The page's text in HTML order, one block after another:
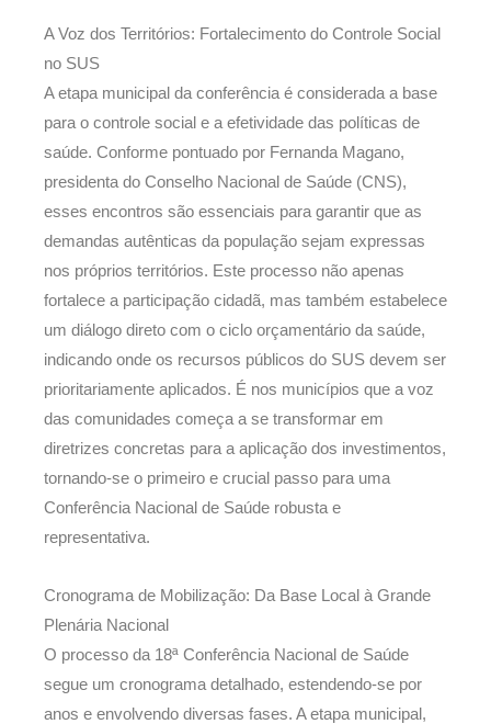
A Voz dos Territórios: Fortalecimento do Controle Social
no SUS
A etapa municipal da conferência é considerada a base
para o controle social e a efetividade das políticas de
saúde. Conforme pontuado por Fernanda Magano,
presidenta do Conselho Nacional de Saúde (CNS),
esses encontros são essenciais para garantir que as
demandas autênticas da população sejam expressas
nos próprios territórios. Este processo não apenas
fortalece a participação cidadã, mas também estabelece
um diálogo direto com o ciclo orçamentário da saúde,
indicando onde os recursos públicos do SUS devem ser
prioritariamente aplicados. É nos municípios que a voz
das comunidades começa a se transformar em
diretrizes concretas para a aplicação dos investimentos,
tornando-se o primeiro e crucial passo para uma
Conferência Nacional de Saúde robusta e
representativa.
Cronograma de Mobilização: Da Base Local à Grande
Plenária Nacional
O processo da 18ª Conferência Nacional de Saúde
segue um cronograma detalhado, estendendo-se por
anos e envolvendo diversas fases. A etapa municipal,